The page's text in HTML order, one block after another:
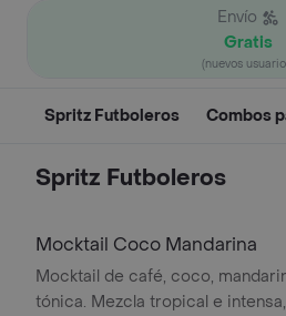
Envío
Gratis
(nuevos
Spritz Futboleros Combos
Spritz Futboleros
Mocktail Coco Mandarina
Mocktail de café, coco,
tónica. Mezcla tropical e intensa,